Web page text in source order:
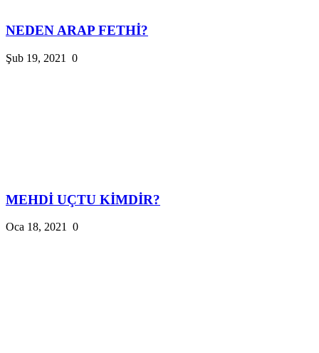
NEDEN ARAP FETHİ?
Şub 19, 2021 0
MEHDİ UÇTU KİMDİR?
Oca 18, 2021 0